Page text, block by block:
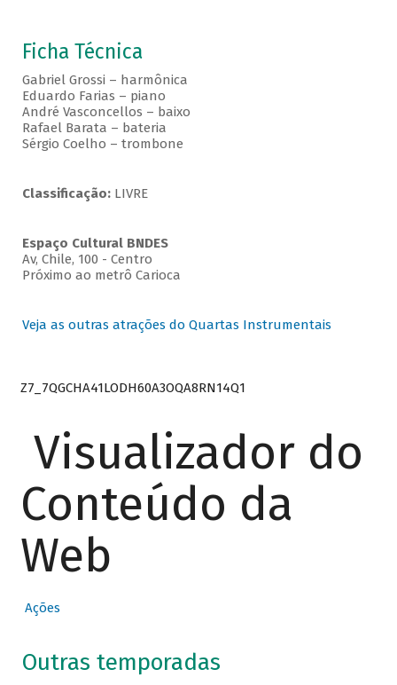
Ficha Técnica
Gabriel Grossi – harmônica
Eduardo Farias – piano
André Vasconcellos – baixo
Rafael Barata – bateria
Sérgio Coelho – trombone
Classificação: LIVRE
Espaço Cultural BNDES
Av, Chile, 100 - Centro
Próximo ao metrô Carioca
Veja as outras atrações do Quartas Instrumentais
Z7_7QGCHA41LODH60A3OQA8RN14Q1
Visualizador do
Conteúdo da
Web
Ações
Outras temporadas